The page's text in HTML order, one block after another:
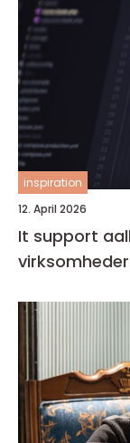
inspiration
12. April 2026
It support aalborg